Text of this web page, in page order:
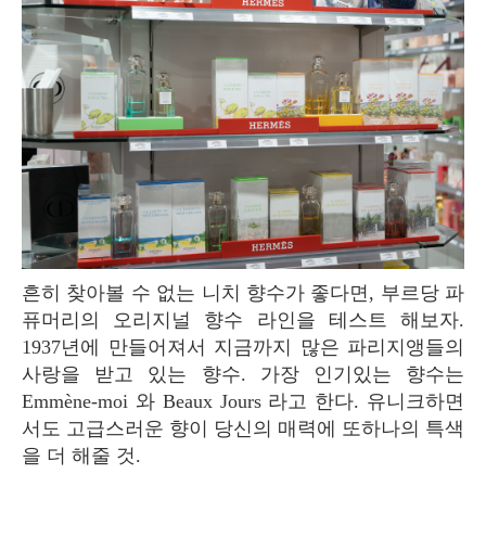
흔히 찾아볼 수 없는 니치 향수가 좋다면, 부르당 파
퓨머리의 오리지널 향수 라인을 테스트 해보자.
1937년에 만들어져서 지금까지 많은 파리지앵들의
사랑을 받고 있는 향수. 가장 인기있는 향수는
Emmène-moi 와 Beaux Jours 라고 한다. 유니크하면
서도 고급스러운 향이 당신의 매력에 또하나의 특색
을 더 해줄 것.